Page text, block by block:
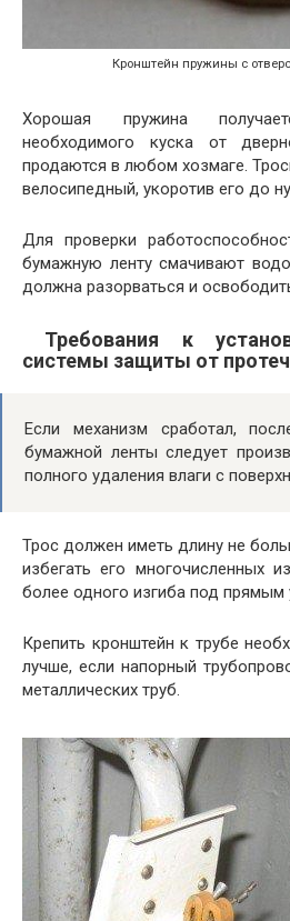
Кронштейн пружины с
Хорошая пружина
необходимого куска от
продаются в любом хозмаге.
велосипедный, укоротив его до
Для проверки
бумажную ленту смачивают
должна разорваться и
Требования к
системы защиты от
Если механизм сработал,
бумажной ленты следует
полного удаления влаги с
Трос должен иметь длину не
избегать его многочисленных
более одного изгиба под прямым
Крепить кронштейн к трубе
лучше, если напорный
металлических труб.